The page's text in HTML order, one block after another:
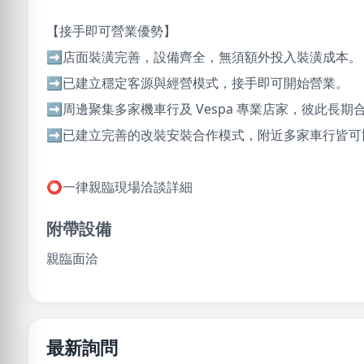
【接手即可營業優勢】
➡️店面裝潢完善，設備齊全，無須額外投入裝潢成本。
➡️已建立穩定客源與經營模式，接手即可開始營業。
➡️周邊聚集多家機車行及 Vespa 專業店家，彼此長期合
➡️已建立完善的改裝安裝合作模式，附近多家車行皆可
⭕️一律親臨現場洽談詳細
附帶設備
親臨面洽
最新詢問